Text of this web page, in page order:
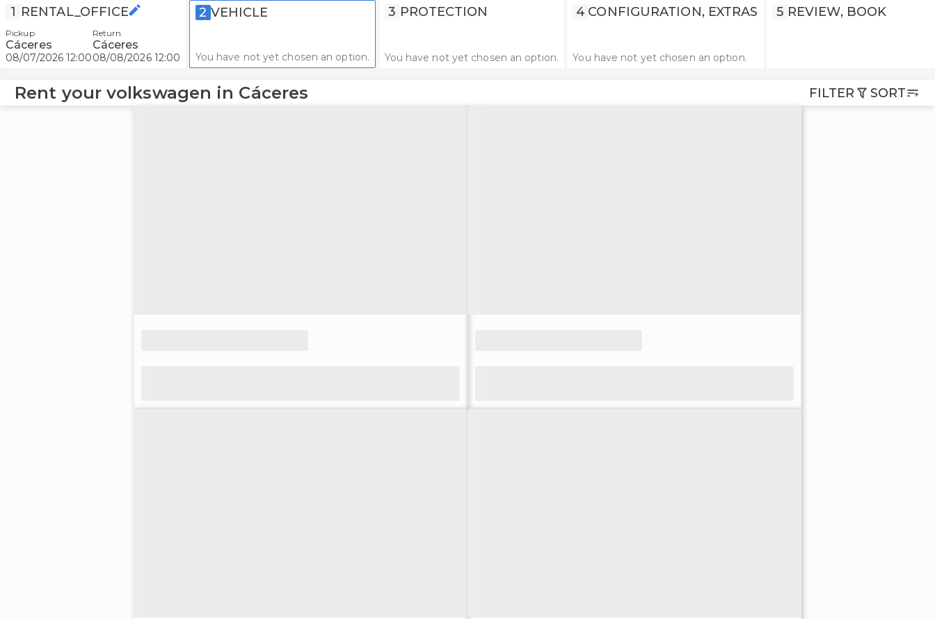
1 RENTAL_OFFICE
Pickup
Cáceres
08/07/2026 12:00
Return
Cáceres
08/08/2026 12:00
2 VEHICLE
You have not yet chosen an option.
3 PROTECTION
You have not yet chosen an option.
4 CONFIGURATION, EXTRAS
You have not yet chosen an option.
5 REVIEW, BOOK
Rent your volkswagen in Cáceres FILTER SORT